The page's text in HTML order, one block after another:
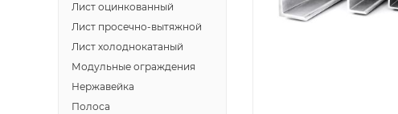
Лист оцинкованный
Лист просечно-вытяжной
Лист холоднокатаный
Модульные ограждения
Нержавейка
Полоса